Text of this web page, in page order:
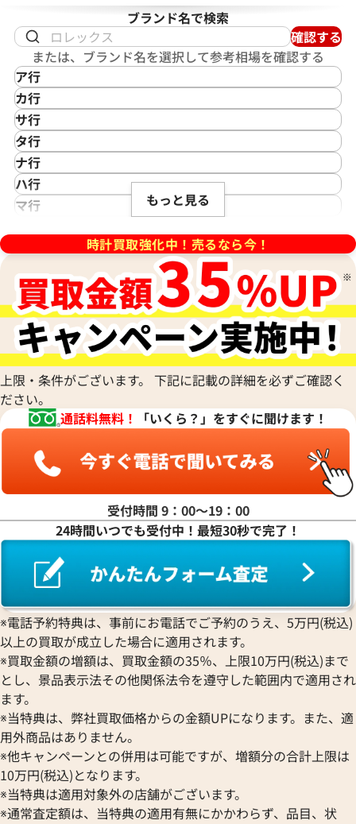
ブランド名で検索
確認する
または、ブランド名を選択して参考相場を確認する
ア行
IKEPOD
アイクポッド
IWC
アイダブリューシー
Azimuth
アジムース
ANONIMO
Alain Silberstein
アラン・シルベスタイン
Armand Nicolet
アルマン・ニコレ
WALTHAM
ウォルサム
HUBLOT
ウブロ
ETERNA
エテルナ
エドックス
EBERHARD
エベラール
エポス
Hermes
エルメス
OMEGA
オメガ
ORIENT
オリエント
ORIS
オリス
Audemars Piguet
オーデマ ピゲ
Vacheron Constantin
ヴァシュロン・コンスタンタン
Van Cleef & Arpels
カ行
CASIO
カシオ
Cartier
カルティエ
Gaga Milano
ガガミラノ
Quinting
クインティング
Cuervo y Sobrinos
クエルボ・イ・ソブリノス
CVSTOS
クストス
Chronoswiss
クロノスイス
GUCCI
グッチ
Graham
Grand Seiko
グランドセイコー
CORUM
コルム
Concord
コンコルド
サ行
Saint Laurent
サンローラン
Shellman
シェルマン
CITIZEN
シチズン
CHANEL
シャネル
Chopard
ショパール
CHAUMET
ショーメ
Jacob & Co.
ジェイコブ
Gerald Genta
ジェラルド・ジェンタ
ジャガー・ルクルト
Jaquet Droz
Girard-Perregaux
ジラール・ペルゴ
Sinn
ストーヴァ
SEIKO
セイコー
CENTURY
センチュリー
ZENITH
ゼニス
タ行
TAG Heuer
タグ・ホイヤー
Daniel Roth
ダニエル・ロート
TUDOR
チューダー(チュードル)
Tiffany & Co.
ティファニー
Dior
ディオール
ナ行
NOMOS Glashütte
ノモス グラスヒュッテ
ハ行
Hamilton
Harry Winston
Patek Philippe
パテック フィリップ
Panerai
パネライ
Parmigiani Fleurier
パルミジャーニ・フルリエ
Piaget
ピアジェ
PIERRE KUNZ
ピエール・クンツ
FRANCK MULLER
ブシュロン
BREITLING
ブライトリング
Blancpain
ブランパン
BVLGARI
ブルガリ
Breguet
ブレゲ
BULOVA
ブローバ
Bell & Ross
ベル＆ロス
BAUME＆MERCIER
ボーム＆メルシエ
BALL Watch
マ行
モーリス・ラクロア
RALPH LAUREN
Richard Mille
リシャール・ミル
Louis Vuitton
ルイ・ヴィトン
Luminox
ルミノックス
Ressence
レッセンス
ROGER DUBUIS
ロジェ・デュブイ
ROLEX
ロレックス
ロンジン
もっと見る
時計買取強化中！売るなら今！
上限・条件がございます。 下記に記載の詳細を必ずご確認く
ださい。
通話料無料！
「いくら？」をすぐに聞けます！
受付時間 9：00〜19：00
24時間いつでも受付中！最短30秒で完了！
※電話予約特典は、事前にお電話でご予約のうえ、5万円(税込)
以上の買取が成立した場合に適用されます。
※買取金額の増額は、買取金額の35％、上限10万円(税込)まで
とし、景品表示法その他関係法令を遵守した範囲内で適用され
ます。
※当特典は、弊社買取価格からの金額UPになります。また、適
用外商品はありません。
※他キャンペーンとの併用は可能ですが、増額分の合計上限は
10万円(税込)となります。
※当特典は適用対象外の店舗がございます。
※通常査定額は、当特典の適用有無にかかわらず、品目、状